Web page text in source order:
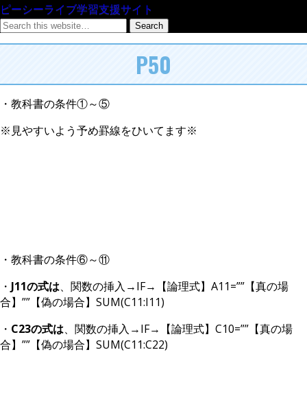
ピーシーライブ学習支援サイト
P50
・教科書の条件①～⑤
※見やすいよう予め罫線をひいてます※
・教科書の条件⑥～⑪
・ J11の式は、関数の挿入→IF→【論理式】A11=””【真の場
合】””【偽の場合】SUM(C11:I11)
・ C23の式は、関数の挿入→IF→【論理式】C10=””【真の場
合】””【偽の場合】SUM(C11:C22)